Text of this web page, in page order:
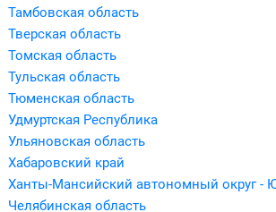
Тамбовская область
Тверская область
Томская область
Тульская область
Тюменская область
Удмуртская Республика
Ульяновская область
Хабаровский край
Ханты-Мансийский автономный округ -
Челябинская область